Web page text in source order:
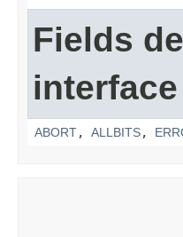
Fields
ABORT, ALLBITS,